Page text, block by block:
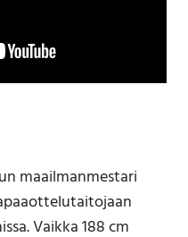
maailmanmestari
Vaikka 188 cm